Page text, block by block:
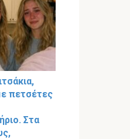
πετσέτες
Στα